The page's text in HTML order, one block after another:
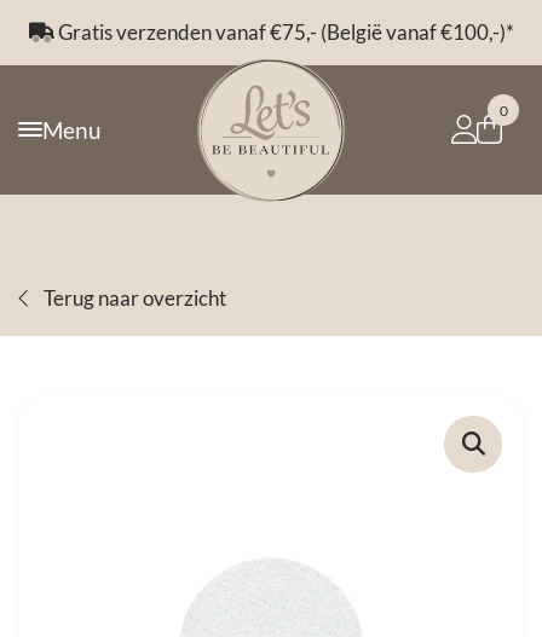
Gratis verzenden vanaf €75,- (België vanaf €100,-)*
Menu
0
Terug naar overzicht